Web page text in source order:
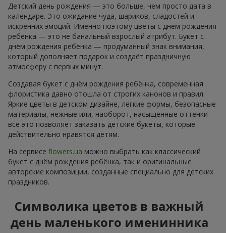
Детский день рождения — это больше, чем просто дата в
календаре. Это ожидание чуда, шариков, сладостей и
искренних эмоций. Именно поэтому цветы с днём рождения
ребёнка — это не банальный взрослый атрибут. Букет с
днём рождения ребёнка — продуманный знак внимания,
который дополняет подарок и создаёт праздничную
атмосферу с первых минут.
Создавая букет с днём рождения ребёнка, современная
флористика давно отошла от строгих канонов и правил.
Яркие цветы в детском дизайне, лёгкие формы, безопасные
материалы, нежные или, наоборот, насыщенные оттенки —
всё это позволяет заказать детские букеты, которые
действительно нравятся детям.
На сервисе flowers.ua можно выбрать как классический
букет с днём рождения ребёнка, так и оригинальные
авторские композиции, созданные специально для детских
праздников.
Символика цветов в важный
день маленького именинника